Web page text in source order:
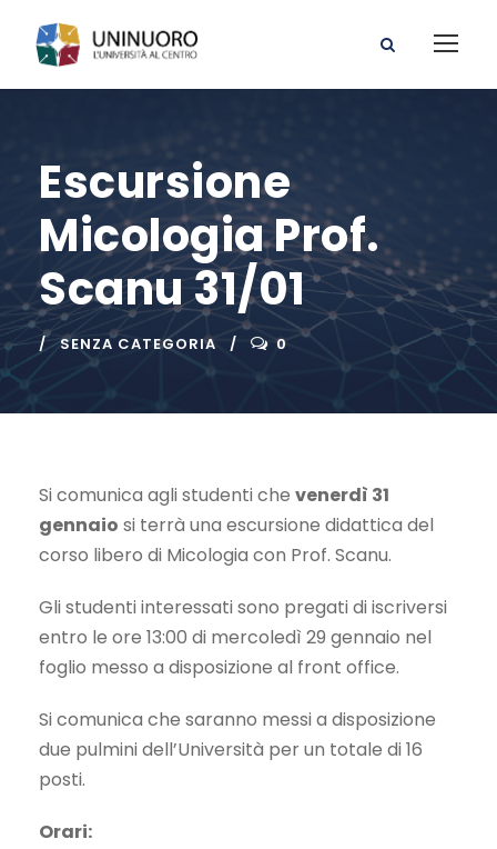
Escursione
Micologia Prof.
Scanu 31/01
SENZA CATEGORIA 0
Si comunica agli studenti che venerdì 31
gennaio si terrà una escursione didattica del
corso libero di Micologia con Prof. Scanu.
Gli studenti interessati sono pregati di iscriversi
entro le ore 13:00 di mercoledì 29 gennaio nel
foglio messo a disposizione al front office.
Si comunica che saranno messi a disposizione
due pulmini dell’Università per un totale di 16
posti.
Orari: